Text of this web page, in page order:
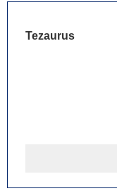
Tezaurus